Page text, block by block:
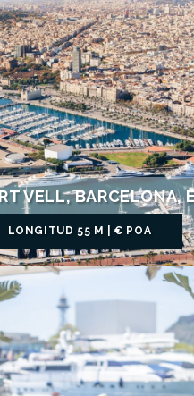
VELL, BARCELONA,
LONGITUD 55 M | € POA